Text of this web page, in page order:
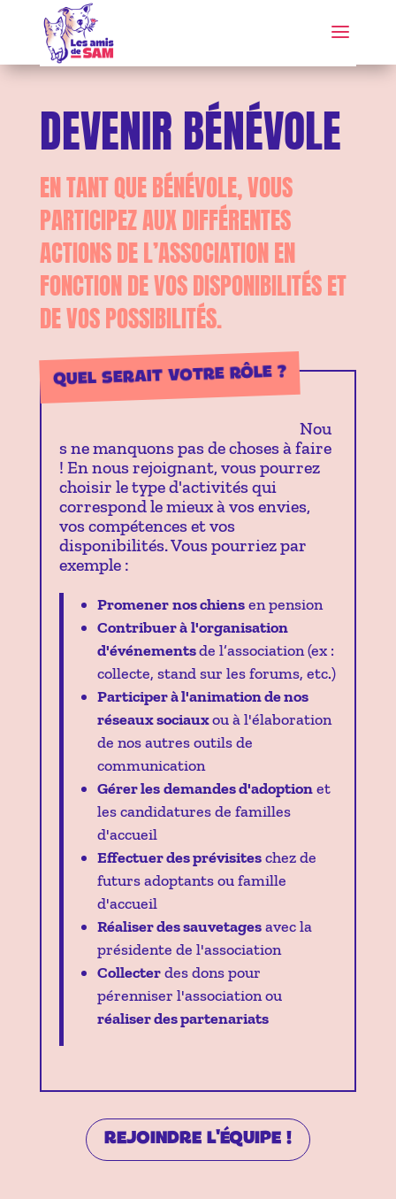
DEVENIR BÉNÉVOLE
EN TANT QUE BÉNÉVOLE, VOUS
PARTICIPEZ AUX DIFFÉRENTES
ACTIONS DE L’ASSOCIATION EN
FONCTION DE VOS DISPONIBILITÉS ET
DE VOS POSSIBILITÉS.
QUEL SERAIT VOTRE RÔLE ?
Nou
s ne manquons pas de choses à faire
! En nous rejoignant, vous pourrez
choisir le type d'activités qui
correspond le mieux à vos envies,
vos compétences et vos
disponibilités. Vous pourriez par
exemple :
Promenernos chiensen pension
Contribuer àl'organisation
d'événementsde l’association (ex :
collecte, stand sur les forums, etc.)
Participer à l'animation de nos
réseaux sociauxou à l'élaboration
de nos autres outils de
communication
Gérer lesdemandes d'adoptionet
les candidatures de familles
d'accueil
Effectuer des prévisiteschez de
futurs adoptants ou famille
d'accueil
Réaliser des sauvetagesavec la
présidente de l'association
Collecterdes dons pour
pérenniser l'association ou
réaliser des partenariats
REJOINDRE L'ÉQUIPE !